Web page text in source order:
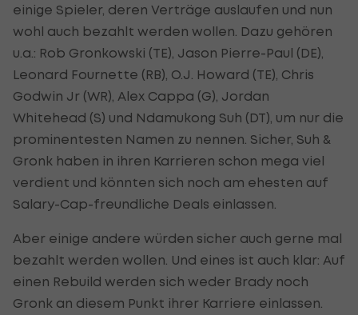
einige Spieler, deren Verträge auslaufen und nun
wohl auch bezahlt werden wollen. Dazu gehören
u.a.: Rob Gronkowski (TE), Jason Pierre-Paul (DE),
Leonard Fournette (RB), O.J. Howard (TE), Chris
Godwin Jr (WR), Alex Cappa (G), Jordan
Whitehead (S) und Ndamukong Suh (DT), um nur die
prominentesten Namen zu nennen. Sicher, Suh &
Gronk haben in ihren Karrieren schon mega viel
verdient und könnten sich noch am ehesten auf
Salary-Cap-freundliche Deals einlassen.
Aber einige andere würden sicher auch gerne mal
bezahlt werden wollen. Und eines ist auch klar: Auf
einen Rebuild werden sich weder Brady noch
Gronk an diesem Punkt ihrer Karriere einlassen.